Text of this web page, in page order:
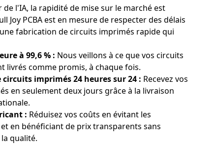
de l'IA, la rapidité de mise sur le marché est
Joy PCBA est en mesure de respecter des délais
fabrication de circuits imprimés rapide qui
à 99,6 % : Nous veillons à ce que vos circuits
livrés comme promis, à chaque fois.
imprimés 24 heures sur 24 : Recevez vos
en seulement deux jours grâce à la livraison
: Réduisez vos coûts en évitant les
en bénéficiant de prix transparents sans
qualité.
précise et en temps réel.
industrielle : L'IA est de plus en plus utilisée dans la
des processus. Les circuits imprimés haute fréquence
aux machines de prendre des décisions intelligentes à
circuits imprimés haute fréquence et HDI les rend
des conceptions de circuits rapides, fiables et
de circuits imprimés pour appareils d'IA – Délai de livraison